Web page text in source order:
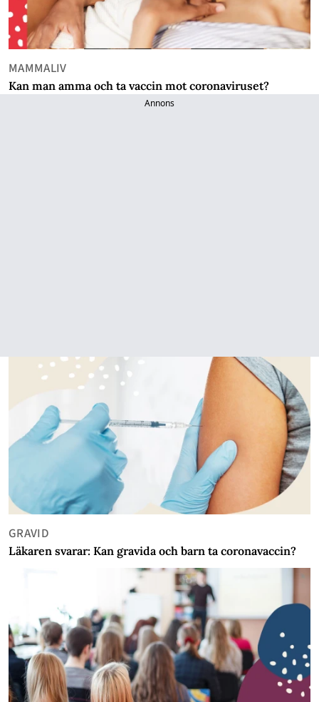
MAMMALIV
Kan man amma och ta vaccin mot coronaviruset?
Annons
GRAVID
Läkaren svarar: Kan gravida och barn ta coronavaccin?